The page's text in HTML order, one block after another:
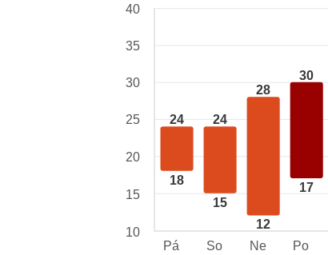
24
18
24
15
28
12
30
17
40
35
30
25
20
15
10
Pá
So Ne Po